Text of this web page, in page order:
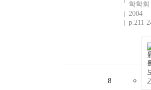
학학회
2004
p.211-
8